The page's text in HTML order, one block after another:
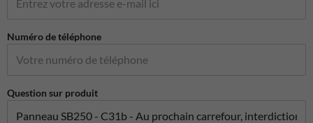
Numéro de téléphone
Question sur produit